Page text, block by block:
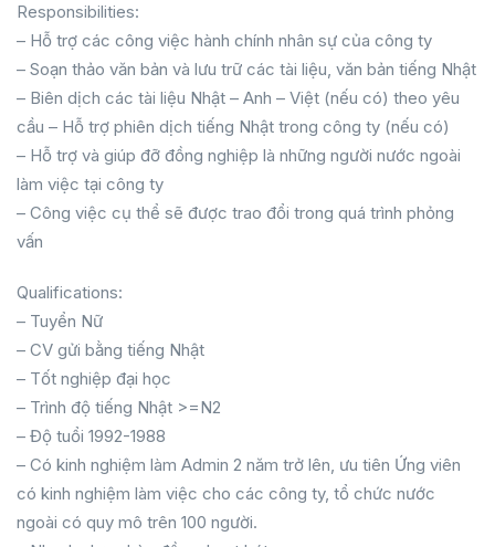
Responsibilities:
– Hỗ trợ các công việc hành chính nhân sự của công ty
– Soạn thảo văn bản và lưu trữ các tài liệu, văn bản tiếng Nhật
– Biên dịch các tài liệu Nhật – Anh – Việt (nếu có) theo yêu
cầu – Hỗ trợ phiên dịch tiếng Nhật trong công ty (nếu có)
– Hỗ trợ và giúp đỡ đồng nghiệp là những người nước ngoài
làm việc tại công ty
– Công việc cụ thể sẽ được trao đổi trong quá trình phỏng
vấn
Qualifications:
– Tuyển Nữ
– CV gửi bằng tiếng Nhật
– Tốt nghiệp đại học
– Trình độ tiếng Nhật >=N2
– Độ tuổi 1992-1988
– Có kinh nghiệm làm Admin 2 năm trở lên, ưu tiên Ứng viên
có kinh nghiệm làm việc cho các công ty, tổ chức nước
ngoài có quy mô trên 100 người.